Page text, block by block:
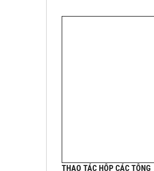
THAO TÁC HỘP CÁC TÔNG